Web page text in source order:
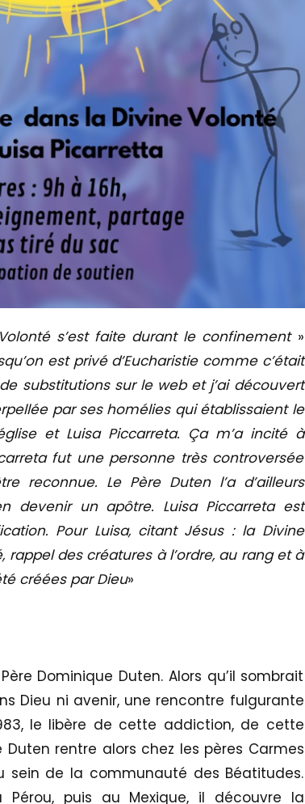
s’est faite durant le confinement»
est privé d’Eucharistie comme c’était
substitutions sur le web et j’ai découvert
par ses homélies qui établissaient le
et Luisa Piccarreta. Ça m’a incité à
fut une personne très controversée
reconnue. Le Père Duten l’a d’ailleurs
devenir un apôtre. Luisa Piccarreta est
Pour Luisa, citant Jésus : la Divine
rappel des créatures à l’ordre, au rang et à
créées par Dieu»
Dominique Duten. Alors qu’il sombrait
Dieu ni avenir, une rencontre fulgurante
le libère de cette addiction, de cette
Duten rentre alors chez les pères Carmes
sein de la communauté des Béatitudes.
Pérou, puis au Mexique, il découvre la